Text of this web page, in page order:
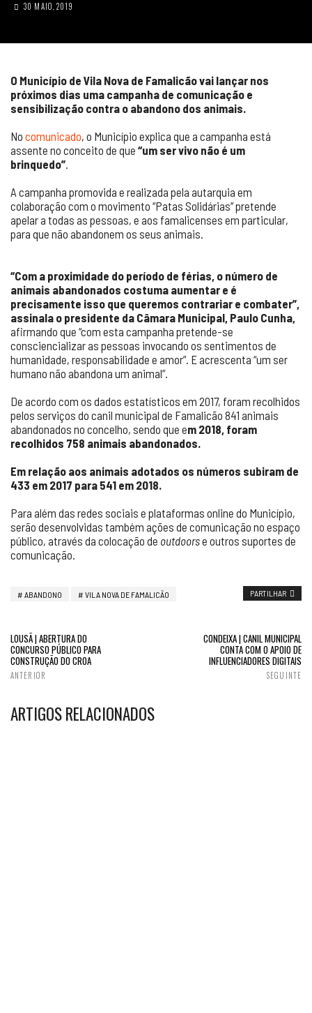
30 MAIO, 2019
O Município de Vila Nova de Famalicão vai lançar nos
próximos dias uma campanha de comunicação e
sensibilização contra o abandono dos animais.
No comunicado, o Município explica que a campanha está
assente no conceito de que “um ser vivo não é um
brinquedo”.
A campanha promovida e realizada pela autarquia em
colaboração com o movimento “Patas Solidárias” pretende
apelar a todas as pessoas, e aos famalicenses em particular,
para que não abandonem os seus animais.
“Com a proximidade do período de férias, o número de
animais abandonados costuma aumentar e é
precisamente isso que queremos contrariar e combater”,
assinala o presidente da Câmara Municipal, Paulo Cunha,
afirmando que “com esta campanha pretende-se
consciencializar as pessoas invocando os sentimentos de
humanidade, responsabilidade e amor”. E acrescenta “um ser
humano não abandona um animal”.
De acordo com os dados estatísticos em 2017, foram recolhidos
pelos serviços do canil municipal de Famalicão 841 animais
abandonados no concelho, sendo que em 2018, foram
recolhidos 758 animais abandonados.
Em relação aos animais adotados os números subiram de
433 em 2017 para 541 em 2018.
Para além das redes sociais e plataformas online do Município,
serão desenvolvidas também ações de comunicação no espaço
público, através da colocação de outdoorse outros suportes de
comunicação.
ABANDONO VILA NOVA DE FAMALICÃO PARTILHAR
LOUSÃ | ABERTURA DO
CONCURSO PÚBLICO PARA
CONSTRUÇÃO DO CROA
ANTERIOR
CONDEIXA | CANIL MUNICIPAL
CONTA COM O APOIO DE
INFLUENCIADORES DIGITAIS
SEGUINTE
ARTIGOS RELACIONADOS